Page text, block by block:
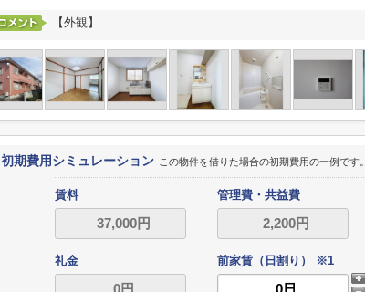
【外観】
初期費用シミュレーション この物件を借りた場合の初期費用の一例です。
賃料 管理費・共益費
礼金 前家賃（日割り） ※1